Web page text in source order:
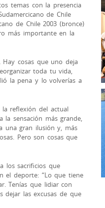
temas con la presencia
de Chile
de Chile 2003 (bronce)
más importante en la
cosas que uno deja
toda tu vida,
la pena y lo volverías a
reflexión del actual
la sensación más grande,
una gran ilusión y, más
Pero son cosas que
los sacrificios que
el deporte: “Lo que tiene
Tenías que lidiar con
dejar las excusas de que